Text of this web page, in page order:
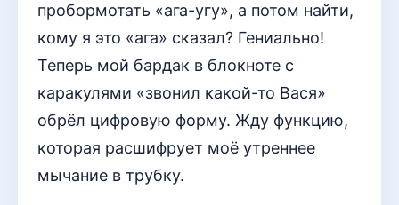
пробормотать «ага-угу», а потом найти,
кому я это «ага» сказал? Гениально!
Теперь мой бардак в блокноте с
каракулями «звонил какой-то Вася»
обрёл цифровую форму. Жду функцию,
которая расшифрует моё утреннее
мычание в трубку.